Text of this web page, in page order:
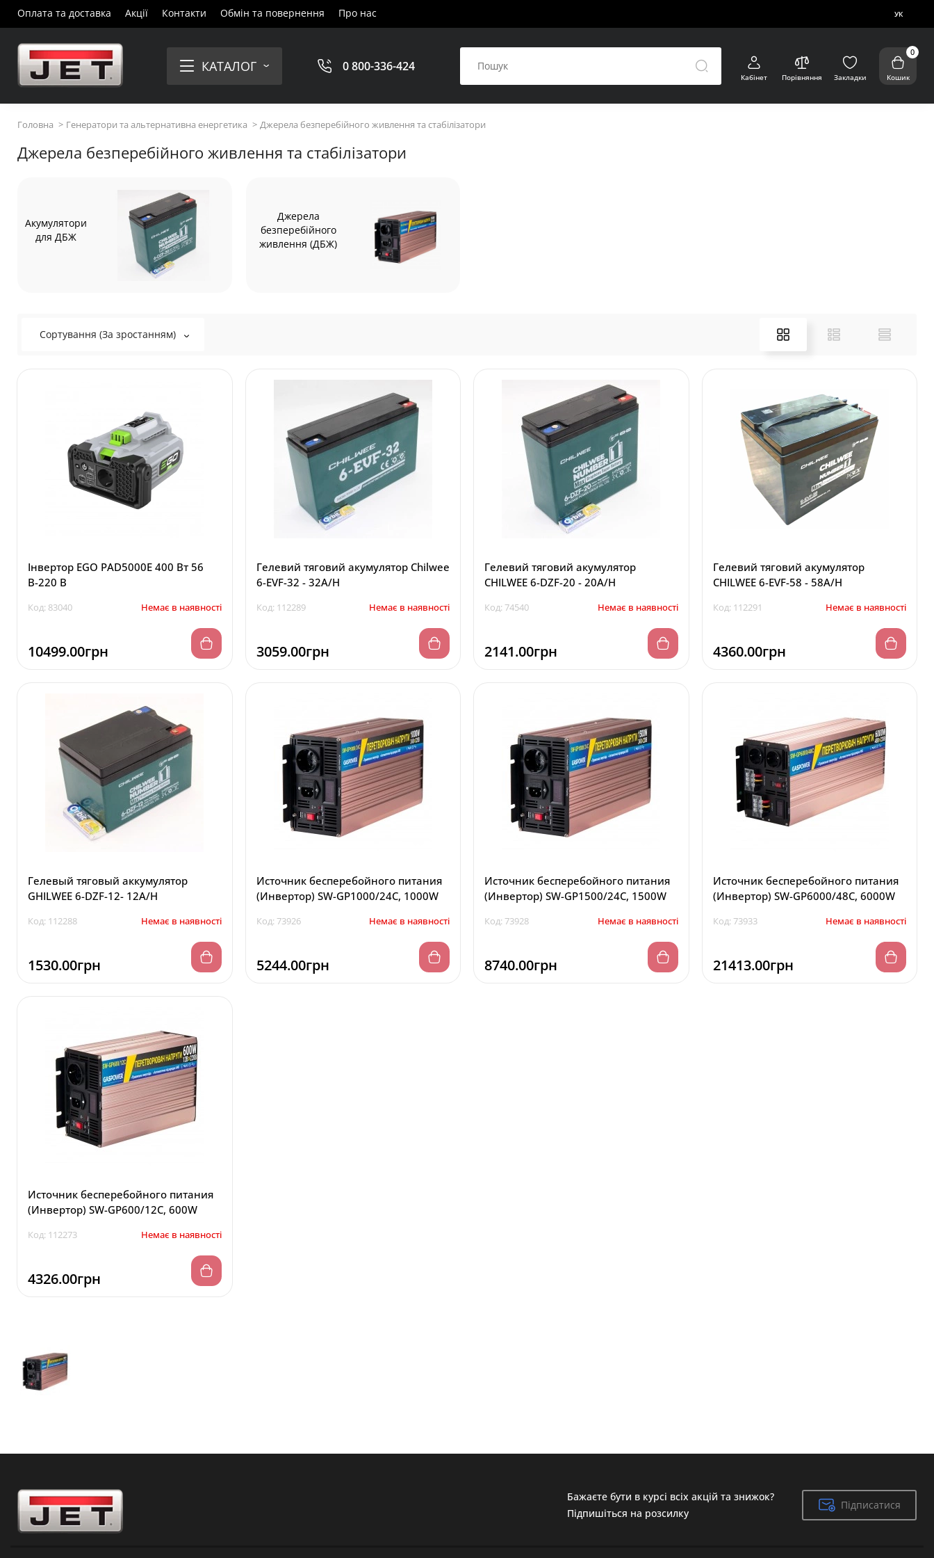
Оплата та доставка Акції Контакти Обмін та повернення Про нас УК
КАТАЛОГ 0 800-336-424
Кабінет Порівняння Закладки
0
Кошик
Головна Генератори та альтернативна енергетика Джерела безперебійного живлення та стабілізатори
Джерела безперебійного живлення та стабілізатори
Акумулятори
для ДБЖ
Джерела
безперебійного
живлення (ДБЖ)
Сортування (За зростанням)
Інвертор EGO PAD5000E 400 Вт 56
В-220 В
Код: 83040 Немає в наявності
10499.00грн
Гелевий тяговий акумулятор Chilwee
6-EVF-32 - 32A/H
Код: 112289 Немає в наявності
3059.00грн
Гелевий тяговий акумулятор
CHILWEE 6-DZF-20 - 20A/H
Код: 74540 Немає в наявності
2141.00грн
Гелевий тяговий акумулятор
CHILWEE 6-EVF-58 - 58A/H
Код: 112291 Немає в наявності
4360.00грн
Гелевый тяговый аккумулятор
GHILWEE 6-DZF-12- 12A/H
Код: 112288 Немає в наявності
1530.00грн
Источник бесперебойного питания
(Инвертор) SW-GP1000/24C, 1000W
Код: 73926 Немає в наявності
5244.00грн
Источник бесперебойного питания
(Инвертор) SW-GP1500/24C, 1500W
Код: 73928 Немає в наявності
8740.00грн
Источник бесперебойного питания
(Инвертор) SW-GP6000/48C, 6000W
Код: 73933 Немає в наявності
21413.00грн
Источник бесперебойного питания
(Инвертор) SW-GP600/12C, 600W
Код: 112273 Немає в наявності
4326.00грн
Бажаєте бути в курсі всіх акцій та знижок?
Підпишіться на розсилку
Підписатися
Підписатися